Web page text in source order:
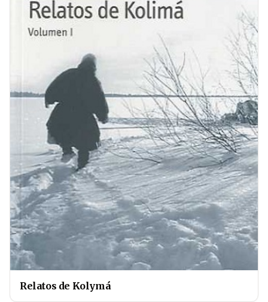
Relatos de Kolymá